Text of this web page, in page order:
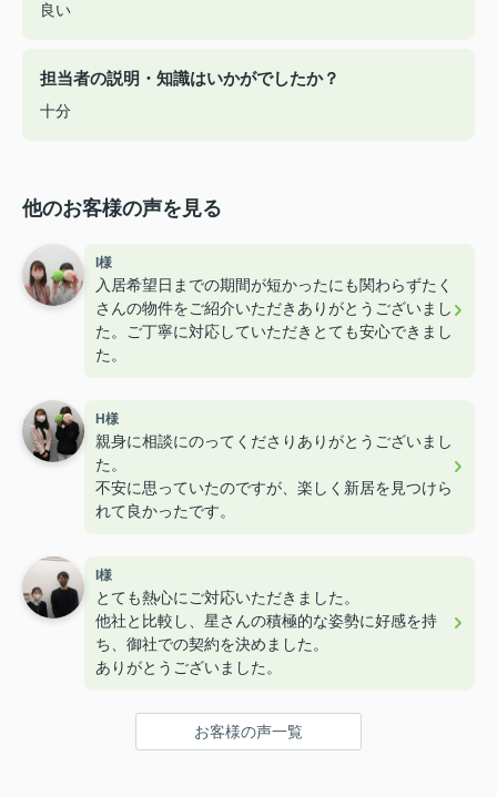
良い
担当者の説明・知識はいかがでしたか？
十分
他のお客様の声を見る
I様
入居希望日までの期間が短かったにも関わらずたく
さんの物件をご紹介いただきありがとうございまし
た。ご丁寧に対応していただきとても安心できまし
た。
H様
親身に相談にのってくださりありがとうございまし
た。
不安に思っていたのですが、楽しく新居を見つけら
れて良かったです。
I様
とても熱心にご対応いただきました。
他社と比較し、星さんの積極的な姿勢に好感を持
ち、御社での契約を決めました。
ありがとうございました。
お客様の声一覧